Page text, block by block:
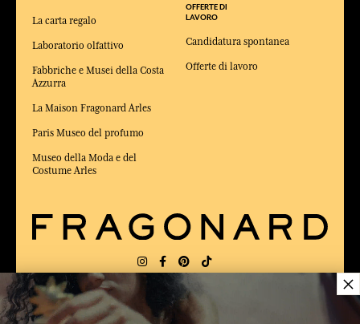
La carta regalo
Laboratorio olfattivo
Fabbriche e Musei della Costa
Azzurra
La Maison Fragonard Arles
Paris Museo del profumo
Museo della Moda e del
Costume Arles
OFFERTE DI
LAVORO
Candidatura spontanea
Offerte di lavoro
CONSEGNA: FR
×